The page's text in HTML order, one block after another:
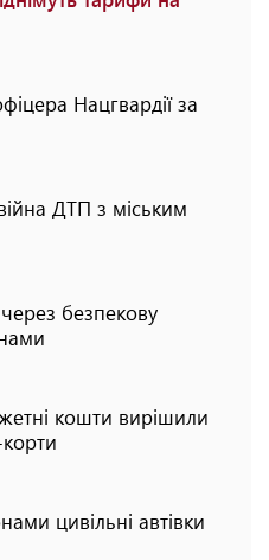
Нацгвардії за
ДТП з міським
безпекову
кошти вирішили
цивільні автівки